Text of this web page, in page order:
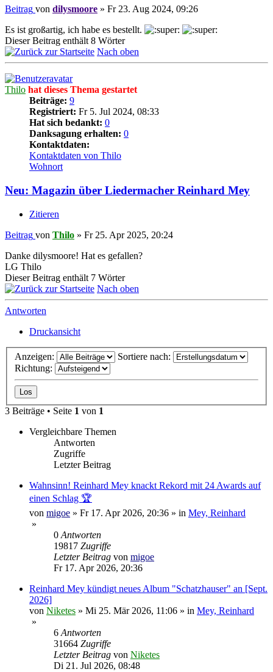
Beitrag von dilysmoore » Fr 23. Aug 2024, 09:26
Es ist großartig, ich habe es bestellt.
Dieser Beitrag enthält 8 Wörter
Nach oben
Thilo hat dieses Thema gestartet
Beiträge: 9
Registriert: Fr 5. Jul 2024, 08:33
Hat sich bedankt: 0
Danksagung erhalten: 0
Kontaktdaten:
Kontaktdaten von Thilo
Wohnort
Neu: Magazin über Liedermacher Reinhard Mey
Zitieren
Beitrag von Thilo » Fr 25. Apr 2025, 20:24
Danke dilysmoore! Hat es gefallen?
LG Thilo
Dieser Beitrag enthält 7 Wörter
Nach oben
Antworten
Druckansicht
Anzeigen:
Sortiere nach:
Richtung:
3 Beiträge • Seite 1 von 1
Vergleichbare Themen
Antworten
Zugriffe
Letzter Beitrag
Wahnsinn! Reinhard Mey knackt Rekord mit 24 Awards auf
einen Schlag 🏆
von migoe » Fr 17. Apr 2026, 20:36 » in Mey, Reinhard
»
0 Antworten
19817 Zugriffe
Letzter Beitrag von migoe
Fr 17. Apr 2026, 20:36
Reinhard Mey kündigt neues Album "Schatzhauser" an [Sept.
2026]
von Niketes » Mi 25. Mär 2026, 11:06 » in Mey, Reinhard
»
6 Antworten
31664 Zugriffe
Letzter Beitrag von Niketes
Di 21. Jul 2026, 08:48